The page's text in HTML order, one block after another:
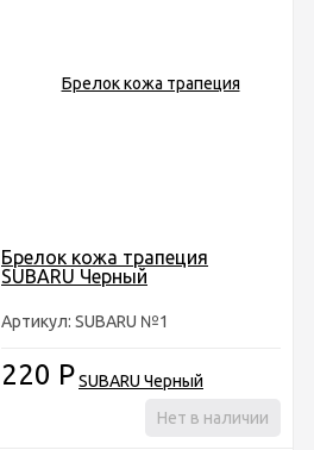
Брелок кожа трапеция
SUBARU Черный
Артикул: SUBARU №1
220 Р
Нет в наличии